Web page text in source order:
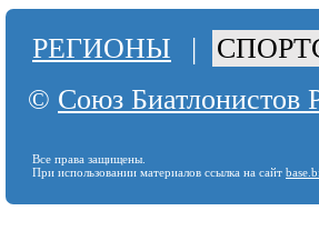
РЕГИОНЫ |
© Союз Биатлонистов
Все права защищены.
При использовании материалов ссылка на сайт